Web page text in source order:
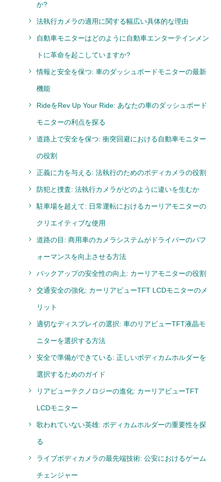
か?
法執行カメラの適用に関する幅広い具体的な理由
自動車モニターはどのように自動車エンターテインメン
トに革命を起こしていますか?
情報と安全を保つ: 車のダッシュボードモニターの最新
機能
RideをRev Up Your Ride: あなたの車のダッシュボード
モニターの利点を探る
道路上で安全を保つ: 衝突回避における自動車モニター
の役割
正義に力を与える: 法執行のためのボディカメラの役割
防犯と捜査: 法執行カメラがどのように違いを生むか
駐車場を超えて: 日常運転におけるカーリアモニターの
クリエイティブな使用
道路の目: 商用車のカメラシステムがドライバーのパフ
ォーマンスを向上させる方法
バックアップの安全性の向上: カーリアモニターの役割
交通安全の強化: カーリアビューTFT LCDモニターのメ
リット
適切なディスプレイの選択: 車のリアビューTFT液晶モ
ニターを選択する方法
安全で準備ができている: 正しいボディカムホルダーを
選択するためのガイド
リアビューテクノロジーの進化: カーリアビューTFT
LCDモニター
歌われていない英雄: ボディカムホルダーの重要性を探
る
ライブボディカメラの最先端技術: 公安におけるゲーム
チェンジャー